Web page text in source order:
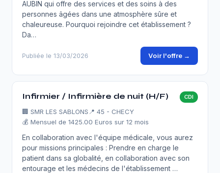
AUBIN qui offre des services et des soins à des
personnes âgées dans une atmosphère sûre et
chaleureuse. Pourquoi rejoindre cet établissement ?
Da…
Publiée le 13/03/2026 Voir l'offre →
Infirmier / Infirmière de nuit (H/F) CDI
🏢 SMR LES SABLONS 📍 45 - CHECY
💰 Mensuel de 1425.00 Euros sur 12 mois
En collaboration avec l'équipe médicale, vous aurez
pour missions principales : Prendre en charge le
patient dans sa globalité, en collaboration avec son
entourage et les médecins de l'établissement …